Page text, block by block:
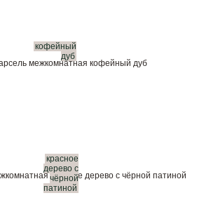
кофейный
дуб
красное
дерево с
чёрной
патиной